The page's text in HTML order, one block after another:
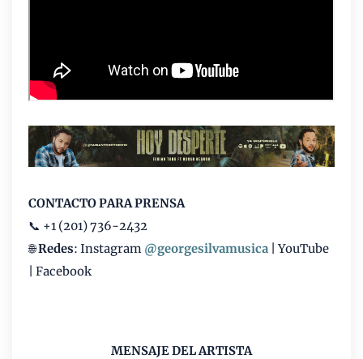
CONTACTO PARA PRENSA
📞 +1 (201) 736-2432
🌐Redes: Instagram @georgesilvamusica
| YouTube
| Facebook
MENSAJE DEL ARTISTA